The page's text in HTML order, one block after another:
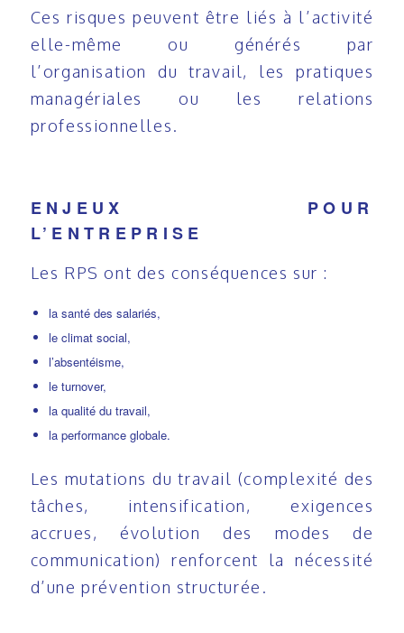
Ces risques peuvent être liés à l’activité
elle-même ou générés par
l’organisation du travail, les pratiques
managériales ou les relations
professionnelles.
ENJEUX POUR
L’ENTREPRISE
Les RPS ont des conséquences sur :
la santé des salariés,
le climat social,
l’absentéisme,
le turnover,
la qualité du travail,
la performance globale.
Les mutations du travail (complexité des
tâches, intensification, exigences
accrues, évolution des modes de
communication) renforcent la nécessité
d’une prévention structurée.